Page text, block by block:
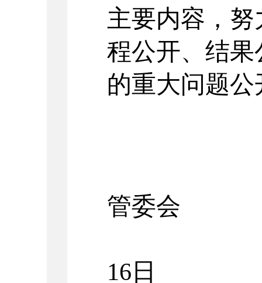
主要内容，
程公开、结
的重大问题公
管委会
16 日